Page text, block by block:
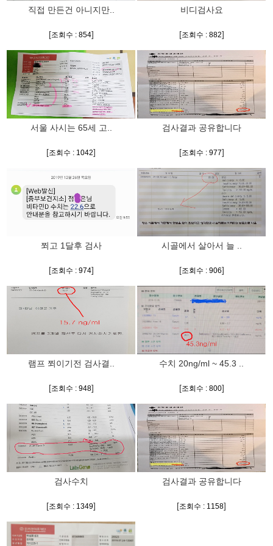
직접 만든건 아니지만..
[조회수 : 854]
비디검사요
[조회수 : 882]
서울 사시는 65세 고..
[조회수 : 1042]
검사결과 공유합니다
[조회수 : 977]
쬐고 1달후 검사
[조회수 : 974]
시골에서 살아서 늘 ..
[조회수 : 906]
램프 쬐이기전 검사결..
[조회수 : 948]
수치 20ng/ml ~ 45.3 ..
[조회수 : 800]
검사수치
[조회수 : 1349]
검사결과 공유합니다
[조회수 : 1158]